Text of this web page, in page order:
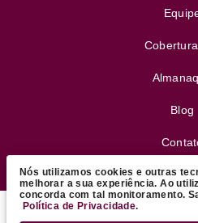
Blog
Nós utilizamos cookies e outras
melhorar a sua experiência. Ao
concorda com tal monitoramento.
Política de Privacidade.